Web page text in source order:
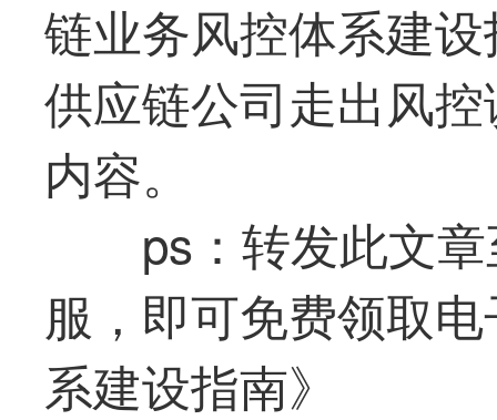
链业务风控体系建
供应链公司走出风
内容。
ps：转发此文
服，即可免费领取
系建设指南》